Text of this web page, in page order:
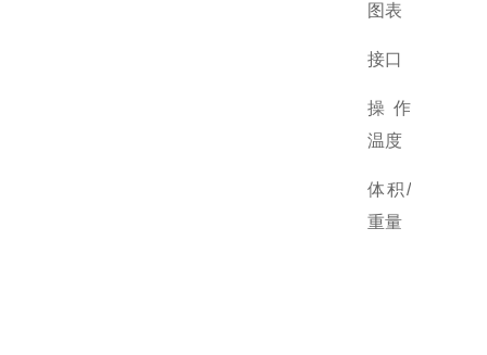
图表
接口
操作
温度
体积/
重量